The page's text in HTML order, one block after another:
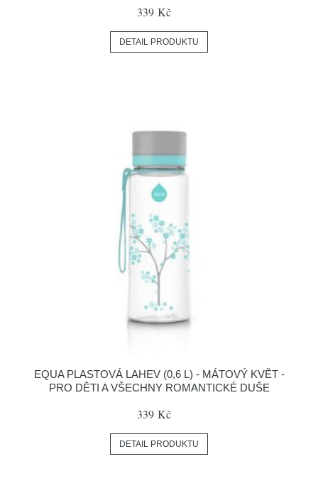
339 Kč
DETAIL PRODUKTU
EQUA PLASTOVÁ LAHEV (0,6 L) - MÁTOVÝ KVĚT -
PRO DĚTI A VŠECHNY ROMANTICKÉ DUŠE
339 Kč
DETAIL PRODUKTU